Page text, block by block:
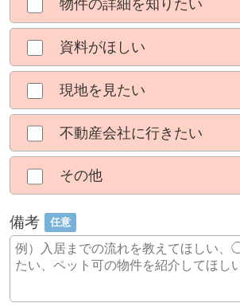
物件の詳細を知りたい
資料がほしい
現地を見たい
不動産会社に行きたい
その他
備考 任意